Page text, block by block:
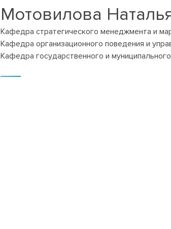
Мотовилова
Кафедра стратегического менеджмента и
Кафедра организационного поведения и
Кафедра государственного и